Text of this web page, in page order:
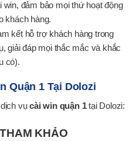
đảm bảo mọi thứ hoạt động
khách hàng.
kết hỗ trợ khách hàng trong
giải đáp mọi thắc mắc và khắc
có).
Quận 1 Tại Dolozi
dịch vụcài win quận 1tại Dolozi:
KHẢO